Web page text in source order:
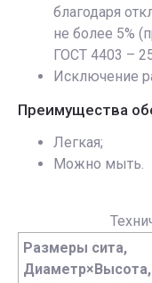
благодаря
не более 5%
ГОСТ 4403 –
Исключение
Преимущества
Легкая;
Можно мыть.
Размеры сита,
Диаметр×Высота,